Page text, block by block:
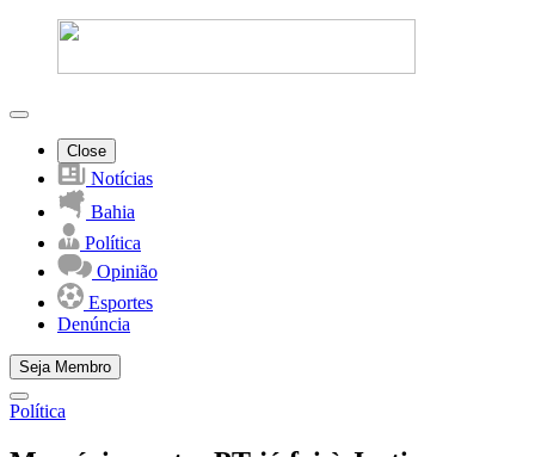
Close
Notícias
Bahia
Política
Opinião
Esportes
Denúncia
Seja Membro
Política